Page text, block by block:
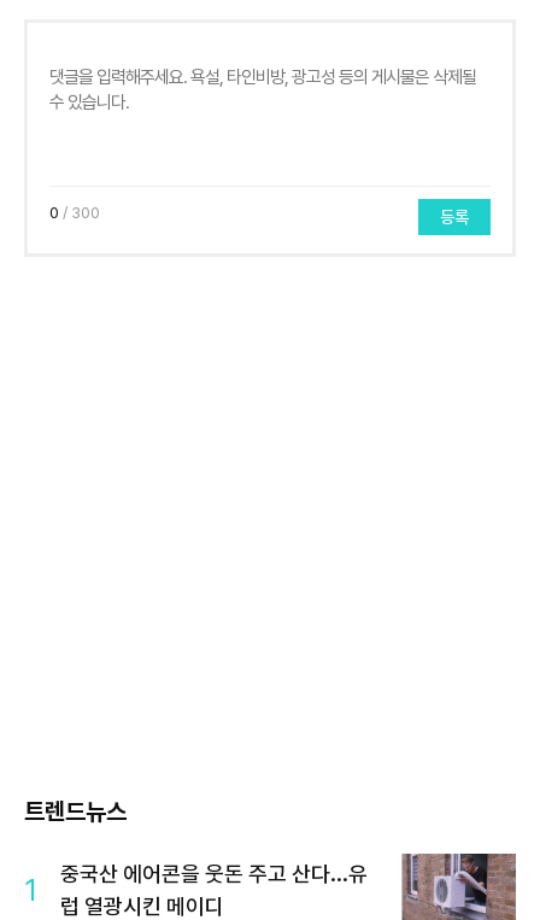
0 / 300 등록
트렌드뉴스
1
중국산 에어콘을 웃돈 주고 산다...유
럽 열광시킨 메이디